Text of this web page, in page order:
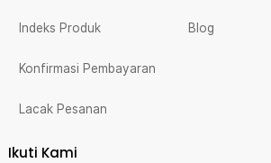
Indeks Produk
Konfirmasi Pembayaran
Lacak Pesanan
Blog
Ikuti Kami